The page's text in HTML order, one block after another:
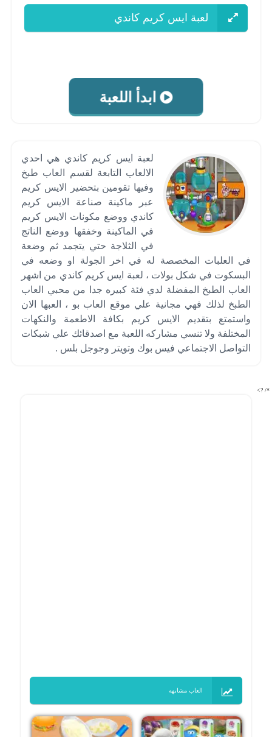
لعبة ايس كريم كاندي
ابدأ اللعبة
لعبة ايس كريم كاندي هي احدي
الالعاب التابعة لقسم العاب طبخ
وفيها تقومين بتحضير الايس كريم
عبر ماكينة صناعة الايس كريم
كاندي ووضع مكونات الايس كريم
في الماكينة وخفقها ووضع الناتج
في الثلاجة حتي يتجمد ثم وضعة
في العلبات المخصصة له في اخر الجولة او وضعه في
البسكوت في شكل بولات ، لعبة ايس كريم كاندي من اشهر
العاب الطبخ المفضلة لدي فئة كبيره جدا من محبي العاب
الطبخ لذلك فهي مجانية علي موقع العاب بو ، العبها الان
واستمتع بتقديم الايس كريم بكافة الاطعمة والنكهات
المختلفة ولا تنسي مشاركه اللعبة مع اصدقائك علي شبكات
التواصل الاجتماعي فيس بوك وتويتر وجوجل بلس .
*/ ?>
العاب مشابهه